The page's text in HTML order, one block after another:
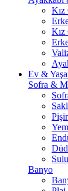
Kız
Kız
Ev &
Sofra &
Banyo